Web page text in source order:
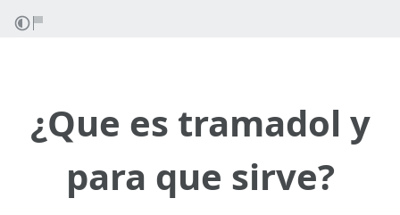
¿Que es tramadol y
para que sirve?